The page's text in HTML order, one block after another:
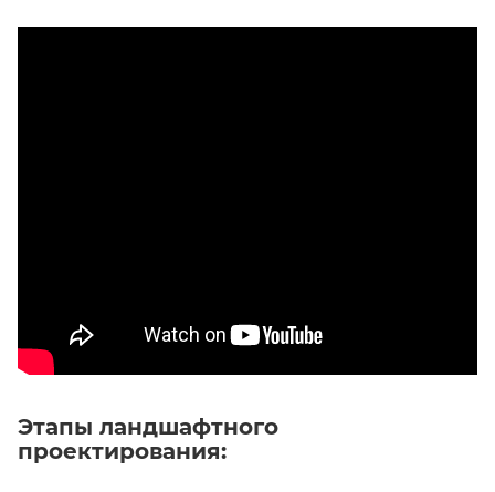
Этапы ландшафтного
проектирования: